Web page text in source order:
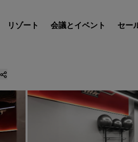
リゾート 会議とイベント セー